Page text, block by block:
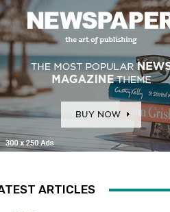
ARTICLES